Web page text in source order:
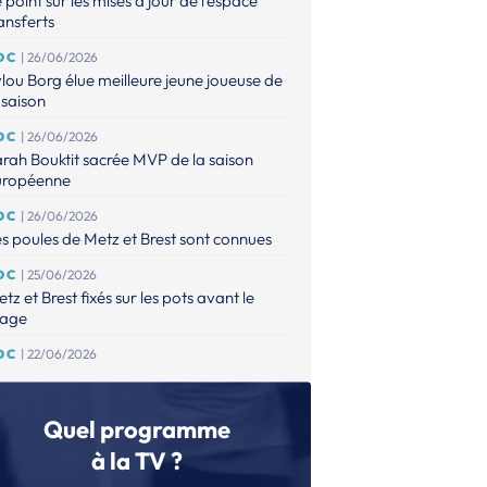
| 26/06/2026
Borg élue meilleure jeune joueuse de
| 26/06/2026
Bouktit sacrée MVP de la saison
| 26/06/2026
poules de Metz et Brest sont connues
| 25/06/2026
et Brest fixés sur les pots avant le
| 22/06/2026
clubs engagés pour la saison
(F)| 13/06/2026
nouvelle formule pour 2027
Quel programme
à la TV ?